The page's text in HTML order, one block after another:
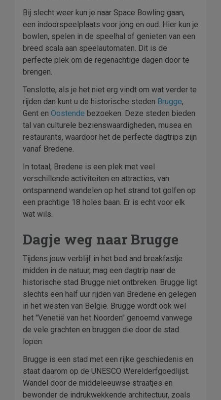
Bij slecht weer kun je naar Space Bowling gaan,
een indoorspeelplaats voor jong en oud. Hier kun je
bowlen, spelen in de speelhal of genieten van een
breed scala aan speelautomaten. Dit is de
perfecte plek om de regenachtige dagen door te
brengen.
Tenslotte, als je het niet erg vindt om wat verder te
rijden dan kunt u de historische steden Brugge,
Gent en Oostende bezoeken. Deze steden bieden
tal van culturele bezienswaardigheden, musea en
restaurants, waardoor het de perfecte dagtrips zijn
vanaf Bredene.
In totaal, Bredene is een plek met veel
verschillende activiteiten en attracties, van
ontspannend wandelen op het strand tot golfen op
een prachtige 18 holes baan. Er is echt voor elk
wat wils.
Dagje weg naar Brugge
Tijdens jouw verblijf in het bed and breakfastje
midden in de natuur, mag een dagtrip naar de
historische stad Brugge niet ontbreken. Brugge ligt
slechts een half uur rijden van Bredene en gelegen
in het westen van België. Brugge wordt ook wel
het "Venetië van het Noorden" genoemd vanwege
de vele grachten en bruggen die door de stad
lopen.
Brugge is een stad met een rijke geschiedenis en
staat daarom op de UNESCO Werelderfgoedlijst.
Wandel door de middeleeuwse straatjes en
bewonder de indrukwekkende architectuur, zoals